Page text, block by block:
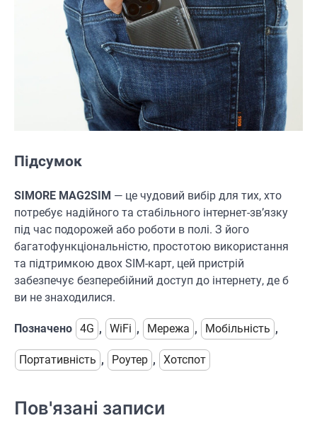
Підсумок
SIMORE MAG2SIM — це чудовий вибір для тих, хто
потребує надійного та стабільного інтернет-зв’язку
під час подорожей або роботи в полі. З його
багатофункціональністю, простотою використання
та підтримкою двох SIM-карт, цей пристрій
забезпечує безперебійний доступ до інтернету, де б
ви не знаходилися.
Позначено 4G , WiFi , Мережа , Мобільність ,
Портативність , Роутер , Хотспот
Пов'язані записи